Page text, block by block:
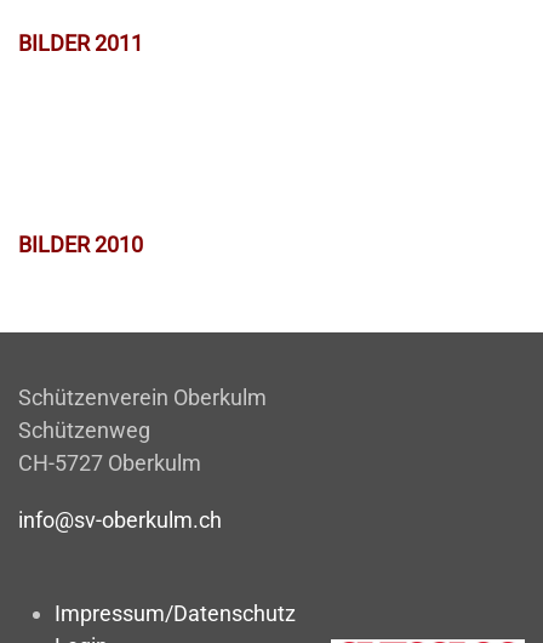
BILDER 2011
BILDER 2010
Schützenverein Oberkulm
Schützenweg
CH-5727 Oberkulm
info@sv-oberkulm.ch
Impressum/Datenschutz